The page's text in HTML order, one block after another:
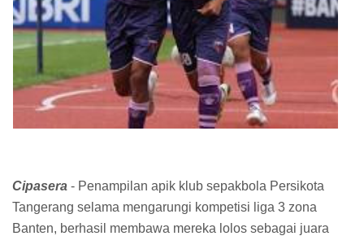
Cipasera - Penampilan apik klub sepakbola Persikota
Tangerang selama mengarungi kompetisi liga 3 zona
Banten, berhasil membawa mereka lolos sebagai juara